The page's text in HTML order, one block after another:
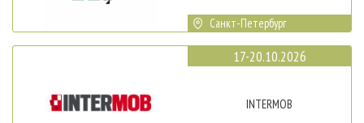
Санкт-Петербург
17-20.10.2026
INTERMOB